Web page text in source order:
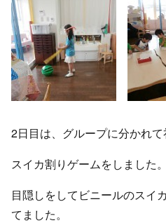
2日目は、グループに分かれて
スイカ割りゲームをしました。
目隠しをしてビニールのスイ
てました。